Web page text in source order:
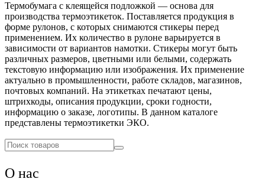
Термобумага с клеящейся подложкой — основа для
производства термоэтикеток. Поставляется продукция в
форме рулонов, с которых снимаются стикеры перед
применением. Их количество в рулоне варьируется в
зависимости от вариантов намотки. Стикеры могут быть
различных размеров, цветными или белыми, содержать
текстовую информацию или изображения. Их применение
актуально в промышленности, работе складов, магазинов,
почтовых компаний. На этикетках печатают цены,
штрихкоды, описания продукции, сроки годности,
информацию о заказе, логотипы. В данном каталоге
представлены термоэтикетки ЭКО.
О нас